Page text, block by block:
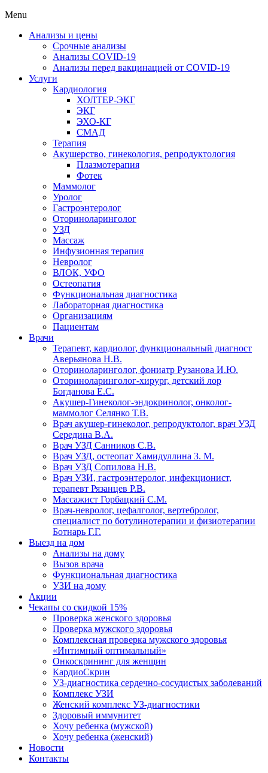
Menu
Анализы и цены
Срочные анализы
Анализы COVID-19
Анализы перед вакцинацией от COVID-19
Услуги
Кардиология
ХОЛТЕР-ЭКГ
ЭКГ
ЭХО-КГ
СМАД
Терапия
Акушерство, гинекология, репродуктология
Плазмотерапия
Фотек
Маммолог
Уролог
Гастроэнтеролог
Оториноларинголог
УЗД
Массаж
Инфузионная терапия
Невролог
ВЛОК, УФО
Остеопатия
Функциональная диагностика
Лабораторная диагностика
Организациям
Пациентам
Врачи
Терапевт, кардиолог, функциональный диагност
Аверьянова Н.В.
Оториноларинголог, фониатр Рузанова И.Ю.
Оториноларинголог-хирург, детский лор
Богданова Е.С.
Акушер-Гинеколог-эндокринолог, онколог-
маммолог Селянко Т.В.
Врач акушер-гинеколог, репродуктолог, врач УЗД
Середина В.А.
Врач УЗД Санников С.В.
Врач УЗД, остеопат Хамидуллина З. М.
Врач УЗД Сопилова Н.В.
Врач УЗИ, гастроэнтеролог, инфекционист,
терапевт Рязанцев Р.В.
Массажист Горбацкий С.М.
Врач-невролог, цефалголог, вертебролог,
специалист по ботулинотерапии и физиотерапии
Ботнарь Г.Г.
Выезд на дом
Анализы на дому
Вызов врача
Функциональная диагностика
УЗИ на дому
Акции
Чекапы со скидкой 15%
Проверка женского здоровья
Проверка мужского здоровья
Комплексная проверка мужского здоровья
«Интимный оптимальный»
Онкоcкрининг для женщин
КардиоСкрин
УЗ-диагностика сердечно-сосудистых заболеваний
Комплекс УЗИ
Женский комплекс УЗ-диагностики
Здоровый иммунитет
Хочу ребенка (мужской)
Хочу ребенка (женский)
Новости
Контакты